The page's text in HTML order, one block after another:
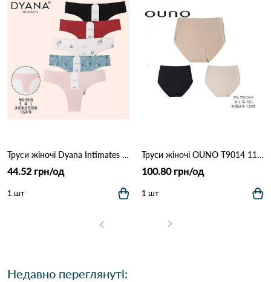
Труси жіночі Dyana Intimates 9920 7С Різні кольори
44.52 грн/од
1 шт
Труси жіночі OUNO T9014 11С Різні кольори
100.80 грн/од
1 шт
Недавно переглянуті: